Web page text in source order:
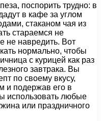
поспорить трудно: в
в кафе за углом
стаканом чая из
стараемся не
не навредить. Вот
нормально, чтобы
с курицей как раз
завтрака. Вы
по своему вкусу,
и подержав его в
использовать любые
или праздничного